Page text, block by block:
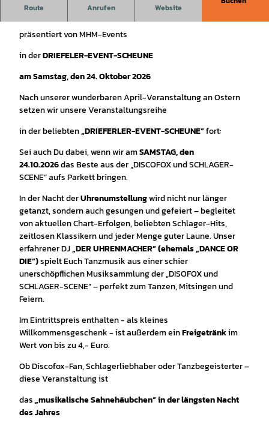
Route Anrufen Website
Die LÄNGSTE DISCOFOX- UND SCHLAGER-NACHT
präsentiert von MHM-Events
in derDRIEFELER-EVENT-SCHEUNE
am Samstag, den 24. Oktober 2026
Nach unserer wunderbaren April-Veranstaltung an Ostern
setzen wir unsere Veranstaltungsreihe
in der beliebten„DRIEFERLER-EVENT-SCHEUNE“fort:
Sei auch Du dabei, wenn wir amSAMSTAG, den
24.10.2026das Beste aus der „DISCOFOX und SCHLAGER-
SCENE“ aufs Parkett bringen.
In der Nacht derUhrenumstellungwird nicht nur länger
getanzt, sondern auch gesungen und gefeiert – begleitet
von aktuellen Chart-Erfolgen, beliebten Schlager-Hits,
zeitlosen Klassikern und jeder Menge guter Laune. Unser
erfahrener DJ„DER UHRENMACHER“ (ehemals „DANCE OR
DIE“)spielt Euch Tanzmusik aus einer schier
unerschöpflichen Musiksammlung der „DISOFOX und
SCHLAGER-SCENE“ – perfekt zum Tanzen, Mitsingen und
Feiern.
Im Eintrittspreis enthalten - als kleines
Willkommensgeschenk - ist außerdem einFreigetränkim
Wert von bis zu 4,- Euro.
Ob Discofox-Fan, Schlagerliebhaber oder Tanzbegeisterter –
diese Veranstaltung ist
das„musikalische Sahnehäubchen“ in der längsten Nacht
des Jahres